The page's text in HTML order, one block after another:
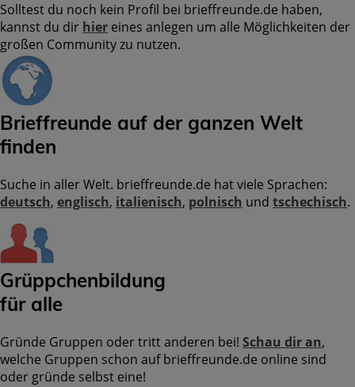
Solltest du noch kein Profil bei brieffreunde.de haben,
kannst du dir hier eines anlegen um alle Möglichkeiten der
großen Community zu nutzen.
Brieffreunde auf der ganzen Welt
finden
Suche in aller Welt. brieffreunde.de hat viele Sprachen:
deutsch, englisch, italienisch, polnisch und tschechisch.
Grüppchenbildung
für alle
Gründe Gruppen oder tritt anderen bei! Schau dir an,
welche Gruppen schon auf brieffreunde.de online sind
oder gründe selbst eine!